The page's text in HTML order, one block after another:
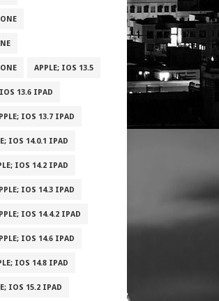
APPLE; IOS 13.5
13.6 IPAD
IOS 13.7 IPAD
IOS 14.0.1 IPAD
IOS 14.2 IPAD
IOS 14.3 IPAD
IOS 14.4.2 IPAD
IOS 14.6 IPAD
IOS 14.8 IPAD
IOS 15.2 IPAD